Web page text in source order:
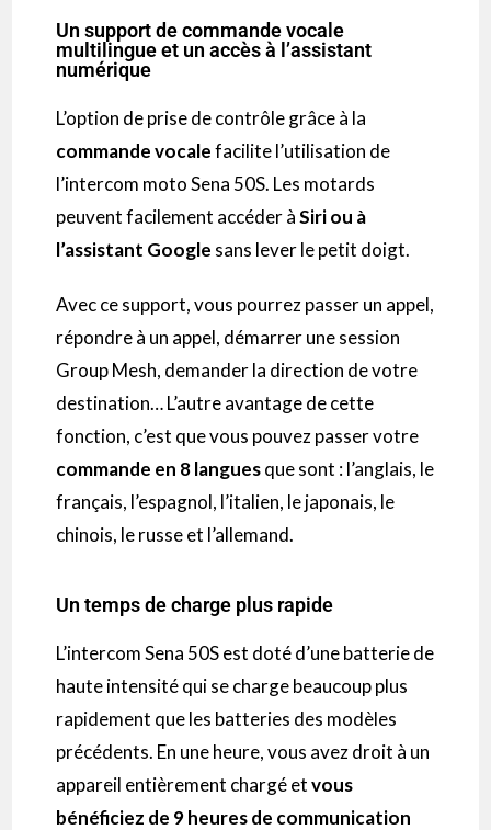
Un support de commande vocale
multilingue et un accès à l’assistant
numérique
L’option de prise de contrôle grâce à la
commande vocalefacilite l’utilisation de
l’intercom moto Sena 50S. Les motards
peuvent facilement accéder àSiriou à
l’assistant Google sans lever le petit doigt.
Avec ce support, vous pourrez passer un appel,
répondre à un appel, démarrer une session
GroupMesh, demander la direction de votre
destination…L’autre avantage de cette
fonction, c’est que vous pouvez passer votre
commande en 8 languesque sont :l’anglais, le
français, l’espagnol, l’italien, le japonais, le
chinois, le russe et l’allemand.
Un temps de charge plus rapide
L’intercomSena 50Sest doté d’une batterie de
haute intensité qui se charge beaucoup plus
rapidement que les batteries des modèles
précédents. En une heure, vous avez droit à un
appareil entièrement chargé etvous
bénéficiez de 9 heures de communication